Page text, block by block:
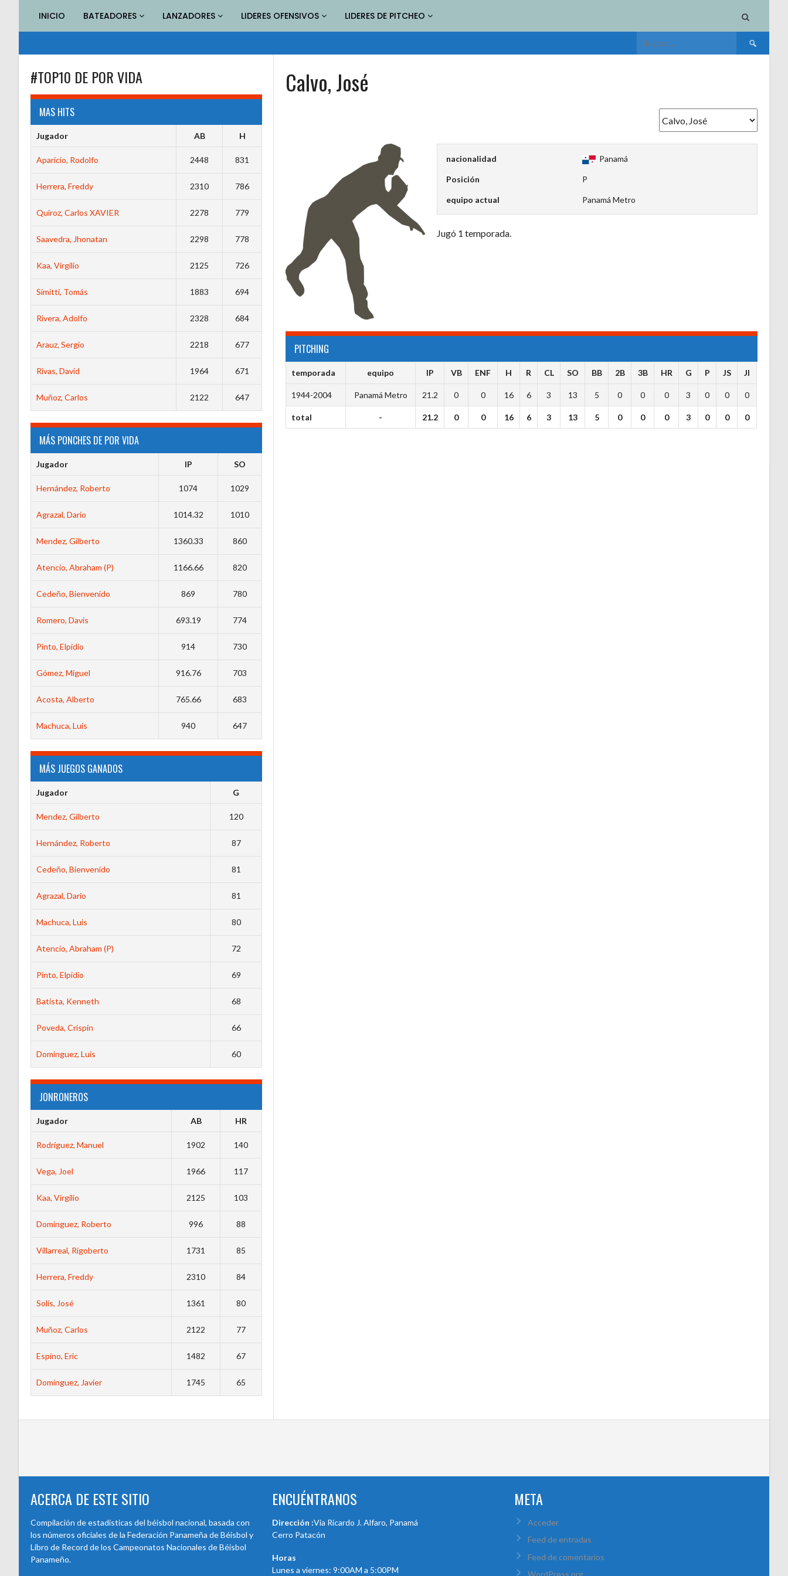
contenido
INICIO BATEADORES LANZADORES LIDERES OFENSIVOS LIDERES DE PITCHEO
Buscar:
Calvo, José
nacionalidad Panamá
Posición P
equipo actual Panamá Metro
Jugó 1 temporada.
PITCHING
temporada equipo IP VB ENF H R CL SO BB 2B 3B HR G P JS JI
1944-2004 Panamá Metro 21.2 0 0 16 6 3 13 5 0 0 0 3 0 0 0
total - 21.2 0 0 16 6 3 13 5 0 0 0 3 0 0 0
#TOP10 DE POR VIDA
MAS HITS
Jugador AB H
Aparicio, Rodolfo 2448 831
Herrera, Freddy 2310 786
Quiroz, Carlos XAVIER 2278 779
Saavedra, Jhonatan 2298 778
Kaa, Virgilio 2125 726
Simitti, Tomás 1883 694
Rivera, Adolfo 2328 684
Arauz, Sergio 2218 677
Rivas, David 1964 671
Muñoz, Carlos 2122 647
MÁS PONCHES DE POR VIDA
Jugador IP SO
Hernández, Roberto 1074 1029
Agrazal, Dario 1014.32 1010
Mendez, Gilberto 1360.33 860
Atencio, Abraham (P) 1166.66 820
Cedeño, Bienvenido 869 780
Romero, Davis 693.19 774
Pinto, Elpidio 914 730
Gómez, Miguel 916.76 703
Acosta, Alberto 765.66 683
Machuca, Luis 940 647
MÁS JUEGOS GANADOS
Jugador G
Mendez, Gilberto 120
Hernández, Roberto 87
Cedeño, Bienvenido 81
Agrazal, Dario 81
Machuca, Luis 80
Atencio, Abraham (P) 72
Pinto, Elpidio 69
Batista, Kenneth 68
Poveda, Crispín 66
Dominguez, Luis 60
JONRONEROS
Jugador AB HR
Rodríguez, Manuel 1902 140
Vega, Joel 1966 117
Kaa, Virgilio 2125 103
Dominguez, Roberto 996 88
Villarreal, Rigoberto 1731 85
Herrera, Freddy 2310 84
Solís, José 1361 80
Muñoz, Carlos 2122 77
Espino, Eric 1482 67
Domínguez, Javier 1745 65
ACERCA DE ESTE SITIO
Compilación de estadísticas del béisbol nacional, basada con
los números oficiales de la Federación Panameña de Béisbol y
Libro de Record de los Campeonatos Nacionales de Béisbol
Panameño.
ENCUÉNTRANOS
Dirección :Via Ricardo J. Alfaro, Panamá
Cerro Patacón
Horas
Lunes a viernes: 9:00AM a 5:00PM
META
Acceder
Feed de entradas
Feed de comentarios